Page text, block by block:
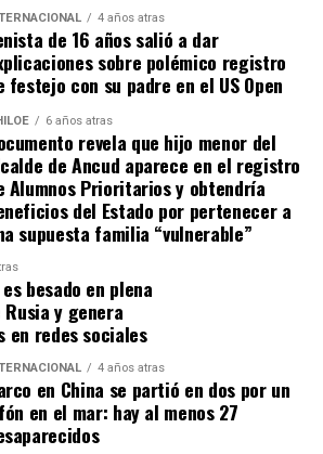
4 años atras
de 16 años salió a dar
sobre polémico registro
festejo con su padre en el US Open
6 años atras
revela que hijo menor del
de Ancud aparece en el registro
Alumnos Prioritarios y obtendría
del Estado por pertenecer a
supuesta familia “vulnerable”
besado en plena
y genera
en redes sociales
4 años atras
en China se partió en dos por un
en el mar: hay al menos 27